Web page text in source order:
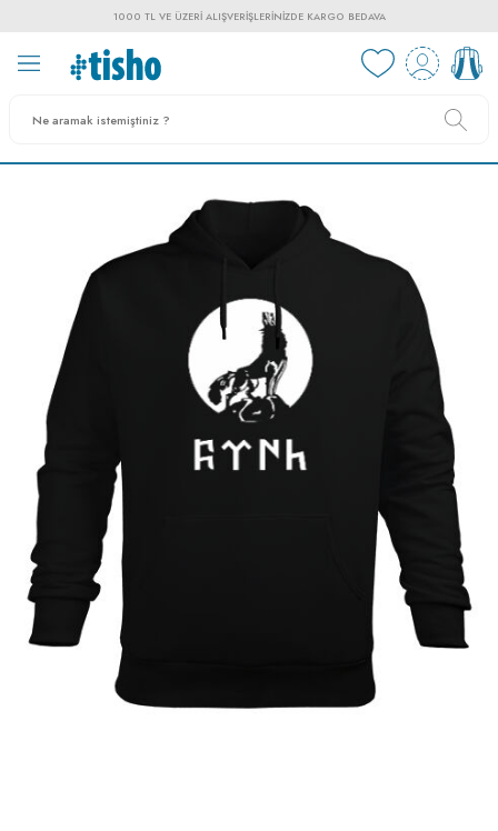
1000 TL VE ÜZERI ALIŞVERIŞLERINIZDE KARGO BEDAVA